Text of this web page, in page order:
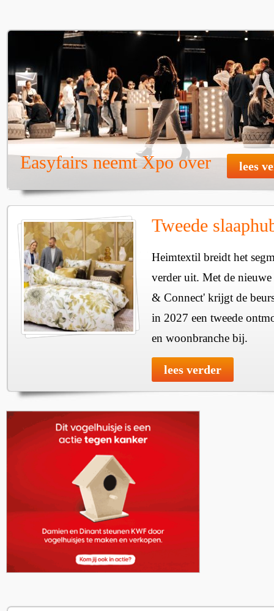
Easyfairs neemt Xpo over lees
Tweede
Heimtextil breidt het
verder uit. Met de
& Connect' krijgt de
in 2027 een tweede
en woonbranche bij.
lees verder